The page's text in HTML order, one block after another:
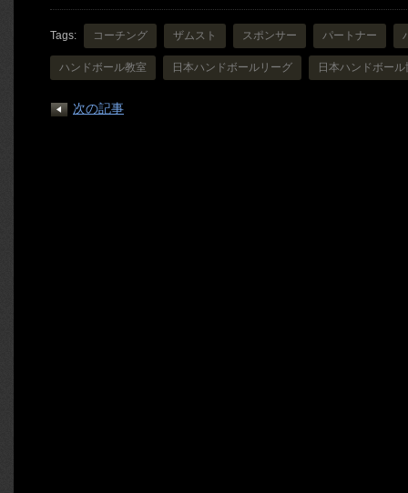
Tags: コーチング ザムスト スポンサー パートナー
ハンドボール教室 日本ハンドボールリーグ 日本ハンドボー
次の記事